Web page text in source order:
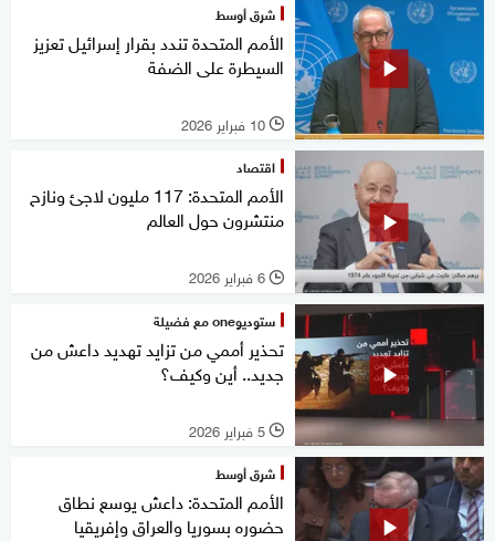
شرق أوسط
الأمم المتحدة تندد بقرار إسرائيل تعزيز
السيطرة على الضفة
l 10 فبراير 2026
اقتصاد
الأمم المتحدة: 117 مليون لاجئ ونازح
منتشرون حول العالم
l 6 فبراير 2026
ستوديوone مع فضيلة
تحذير أممي من تزايد تهديد داعش من
جديد.. أين وكيف؟
l 5 فبراير 2026
شرق أوسط
الأمم المتحدة: داعش يوسع نطاق
حضوره بسوريا والعراق وإفريقيا